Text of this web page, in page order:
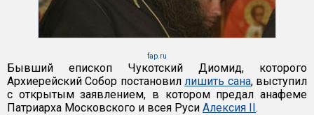
fap.ru
Бывший епископ Чукотский Диомид, которого
Архиерейский Собор постановил лишить сана, выступил
с открытым заявлением, в котором предал анафеме
Патриарха Московского и всея Руси Алексия II.